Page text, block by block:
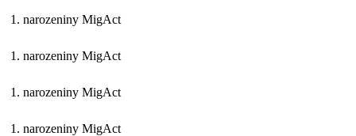
1. narozeniny MigAct
1. narozeniny MigAct
1. narozeniny MigAct
1. narozeniny MigAct